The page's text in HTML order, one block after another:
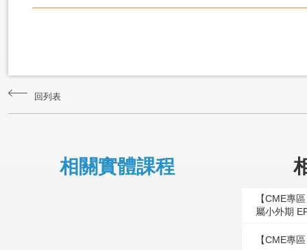
回列表
相關實體課程
【CME專
屬小外期
【CME專